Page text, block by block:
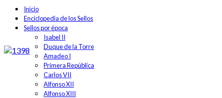
Inicio
Enciclopedia de los Sellos
Sellos por época
Isabel II
Duque de la Torre
Amadeo I
Primera República
Carlos VII
Alfonso XII
Alfonso XIII